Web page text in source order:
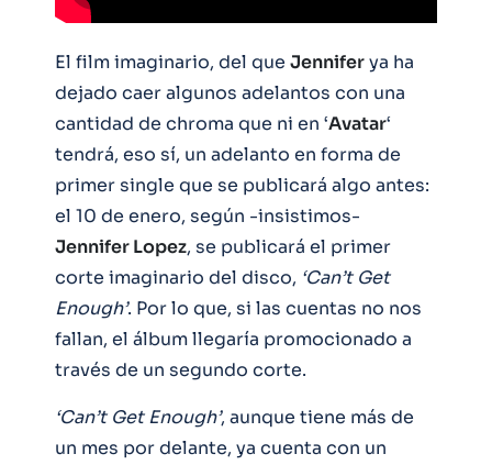
El film imaginario, del que Jenniferya ha
dejado caer algunos adelantos con una
cantidad de chroma que ni en ‘Avatar‘
tendrá, eso sí, un adelanto en forma de
primer single que se publicará algo antes:
el 10 de enero, según -insistimos-
Jennifer Lopez, se publicará el primer
corte imaginario del disco, ‘Can’t Get
Enough’. Por lo que, si las cuentas no nos
fallan, el álbum llegaría promocionado a
través de un segundo corte.
‘Can’t Get Enough’, aunque tiene más de
un mes por delante, ya cuenta con un